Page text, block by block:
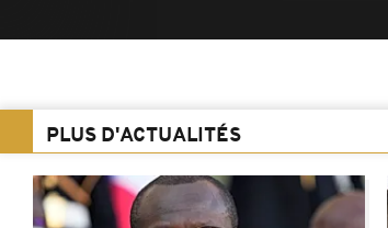
PLUS D'ACTUALITÉS